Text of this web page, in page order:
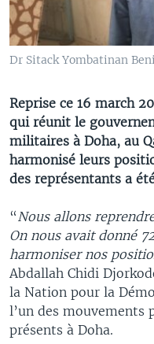
Dr Sitack Yombatinan
Reprise ce 16 march
qui réunit le
militaires à Doha, au
harmonisé leurs
des représentants a
“ Nous allons
On nous avait donné
harmoniser nos
Abdallah Chidi
la Nation pour la
l’un des
présents à Doha.